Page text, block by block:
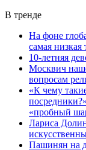
В тренде
На фоне
самая низкая
10-летняя
Москвич
вопросам
«К чему
«пробный
Лариса
Пашинян на